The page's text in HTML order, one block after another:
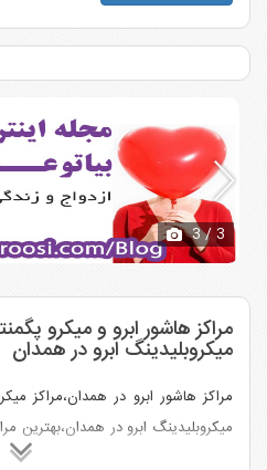
3/ 3
مراکز هاشور ابرو و میکرو
میکروبلیدینگ ابرو در همدان
مراکز هاشور ابرو در همدان،مراکز
میکروبلیدینگ ابرو در همدان،بهترین